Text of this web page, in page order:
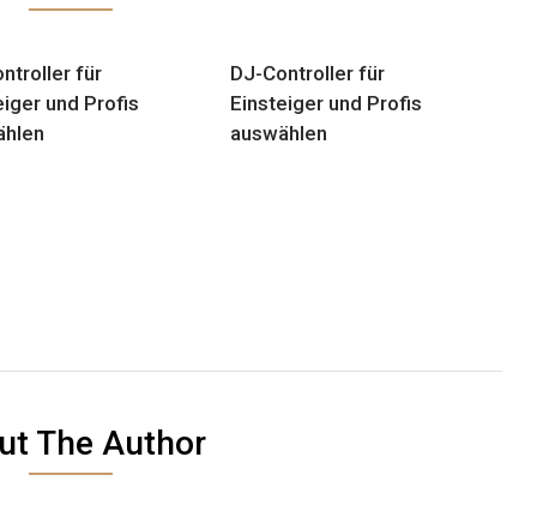
für
und Profis
DJ-Controller für
Einsteiger und Profis
auswählen
The Author